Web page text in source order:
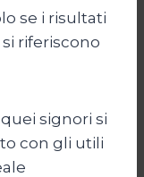
se i risultati
riferiscono
signori si
con gli utili